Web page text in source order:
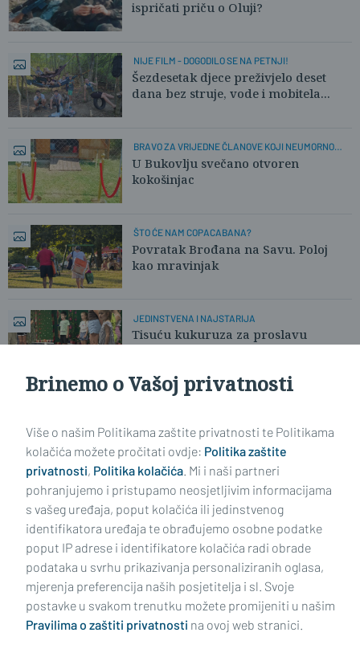
ispričati priču o Oluji?
NIJE FILM - DOGODILO SE NA PETNJI!
Šezdesetak djece preživjelo deset
dana bez struje, vode i mobitela...
BRAVO ZA VRIJEDNE ČLANOVE KOJI NEUMORNO
RADE!
U Bukovlju svečano otvoren
kokošinjac
ŠTO ĆE NAM COPACABANA?
Povratak Brođana na Savu. Poloj
kao mravinjak
JEDINSTVENA I NAJSTARIJA
Tisuću kukuruza za proslavu
Impressum Uvjeti korištenja Politika privatnosti
Politika kolačića Kontakt Pritužbe Suradnici
Brinemo o Vašoj privatnosti
Više o našim Politikama zaštite privatnosti te Politikama
kolačića možete pročitati ovdje: Politika zaštite
privatnosti, Politika kolačića. Mi i naši partneri
pohranjujemo i pristupamo neosjetljivim informacijama
s vašeg uređaja, poput kolačića ili jedinstvenog
identifikatora uređaja te obrađujemo osobne podatke
poput IP adrese i identifikatore kolačića radi obrade
podataka u svrhu prikazivanja personaliziranih oglasa,
mjerenja preferencija naših posjetitelja i sl. Svoje
postavke u svakom trenutku možete promijeniti u našim
Pravilima o zaštiti privatnosti na ovoj web stranici.